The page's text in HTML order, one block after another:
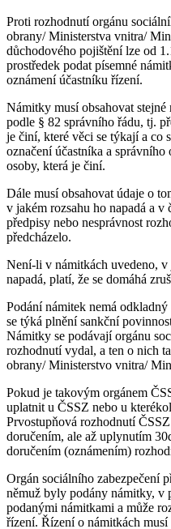
Proti rozhodnutí orgánu
obrany/ Ministerstva vnitra/
důchodového pojištění lze od
prostředek podat písemné
oznámení účastníku řízení.
Námitky musí obsahovat
podle § 82 správního řádu, tj.
je činí, které věci se týkají a co
označení účastníka a
osoby, která je činí.
Dále musí obsahovat údaje o
v jakém rozsahu ho napadá a
předpisy nebo nesprávnost
předcházelo.
Není-li v námitkách uvedeno,
napadá, platí, že se domáhá
Podání námitek nemá
se týká plnění sankční
Námitky se podávají orgánu
rozhodnutí vydal, a ten o nich
obrany/ Ministerstvo vnitra/
Pokud je takovým orgánem
uplatnit u ČSSZ nebo u
Prvostupňová rozhodnutí
doručením, ale až uplynutím
doručením (oznámením)
Orgán sociálního zabezpečení
němuž byly podány námitky, v
podanými námitkami a může
řízení. Řízení o námitkách musí